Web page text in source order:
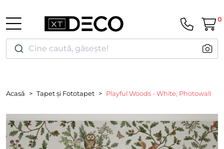
Cine caută, găsește!
0
Acasă Tapet și Fototapet Playful Woods - White, Photowall